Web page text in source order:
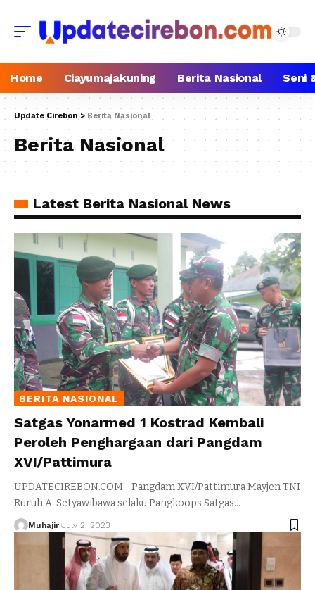
Home Ciayumajakuning Berita Nasional Seni
Update Cirebon > Berita Nasional
Berita Nasional
Latest Berita Nasional News
BERITA NASIONAL
Satgas Yonarmed 1 Kostrad Kembali
Peroleh Penghargaan dari Pangdam
XVI/Pattimura
UPDATECIREBON.COM - Pangdam XVI/Pattimura Mayjen TNI
Ruruh A. Setyawibawa selaku Pangkoops Satgas…
Muhajir July 2, 2023